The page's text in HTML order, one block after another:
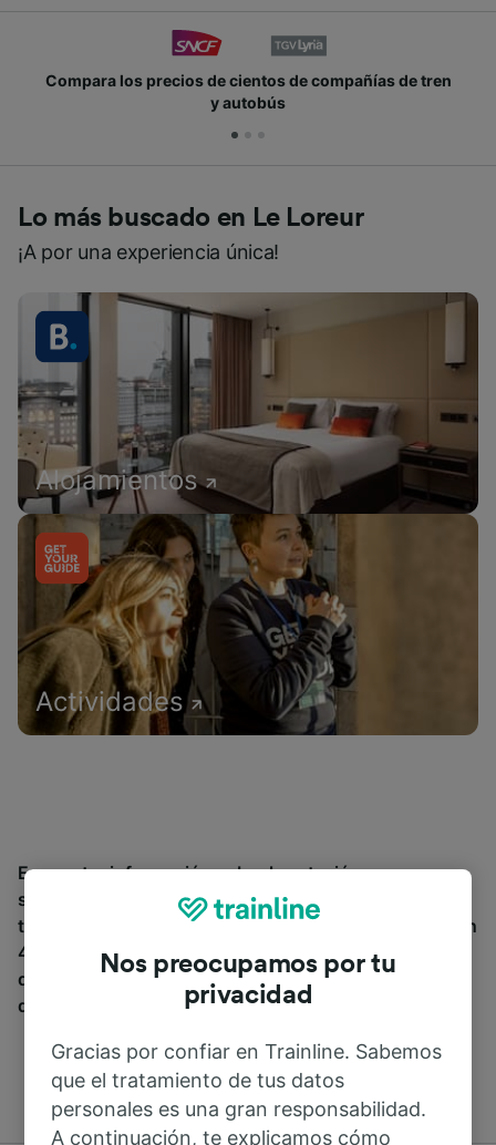
Compara los precios de cientos de compañías de tren
y autobús
Lo más buscado en Le Loreur
¡A por una experiencia única!
Alojamientos
Actividades
Encuentra información sobre la estación y sus
servicios, comprueba los horarios de tren y reserva
tus billetes desde o hacia Le Loreur. Trainline opera en
45 países y vende billetes de más de 270 compañías
de tren y autobús incluyendoSNCF . Descubre a
dónde puedes ir desde Le Loreur con Trainline.
Nos preocupamos por tu
privacidad
Gracias por confiar en Trainline. Sabemos
que el tratamiento de tus datos
personales es una gran responsabilidad.
A continuación, te explicamos cómo